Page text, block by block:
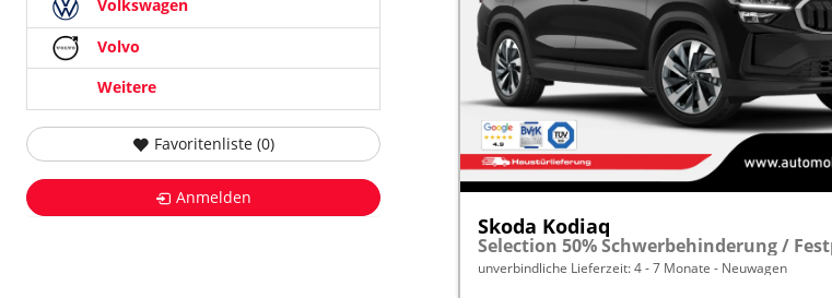
Skoda Kodiaq
unverbindliche Lieferzeit: 4 - 7 Monate Neuwagen
Volkswagen
Volvo
Weitere
Favoritenliste (0)
Anmelden